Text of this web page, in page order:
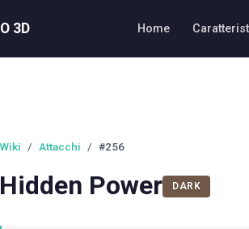
3D Home
Wiki / Attacchi / #256
Hidden Power DARK